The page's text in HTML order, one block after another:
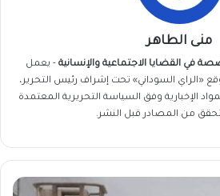
منى الطاهر
في القضايا الاجتماعية والإنسانية - يعمل
«الراي السوداني» تحت إشراف رئيس التحرير،
الإخبارية وفق السياسة التحريرية المعتمدة
من المصادر قبل النشر.